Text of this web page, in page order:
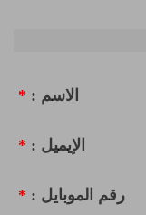
الاسم : *
الإيميل : *
رقم الموبايل : *